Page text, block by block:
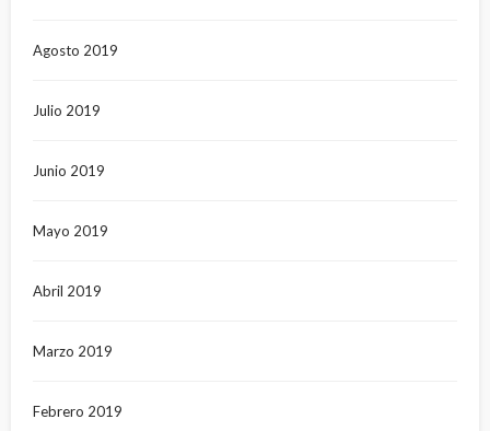
Agosto 2019
Julio 2019
Junio 2019
Mayo 2019
Abril 2019
Marzo 2019
Febrero 2019